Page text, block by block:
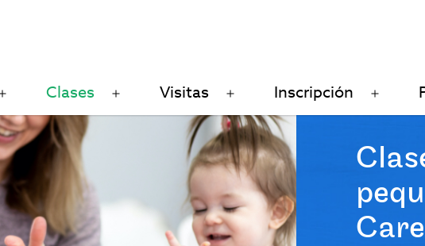
Open
menu
Clases
Open Visitas
Open
menu
Inscripción
Open
Care